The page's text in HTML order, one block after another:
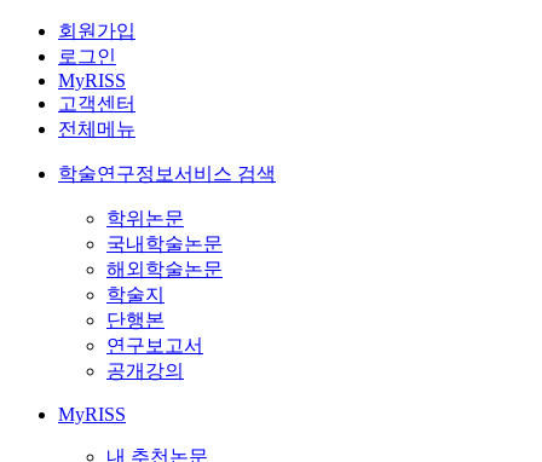
회원가입
로그인
MyRISS
고객센터
전체메뉴
학술연구정보서비스 검색
학위논문
국내학술논문
해외학술논문
학술지
단행본
연구보고서
공개강의
MyRISS
내 추천논문